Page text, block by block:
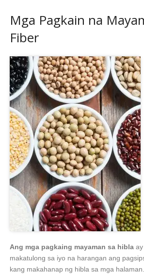
Mga Pagkain na
Fiber
Ang mga pagkaing mayaman sa hibla
makatulong sa iyo na harangan ang
kang makahanap ng hibla sa mga